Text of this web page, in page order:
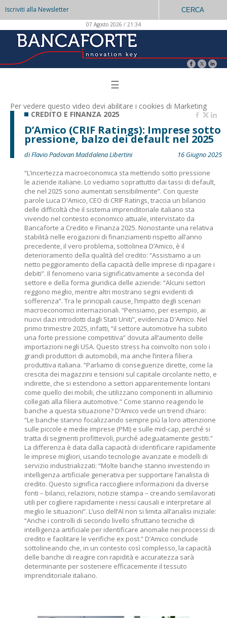
Iscriviti alla Newsletter CERCA
07 Agosto 2026 / 21:34
☰
Per vedere questo video devi abilitare i cookies di Marketing
CREDITO E FINANZA 2025
D’Amico (CRIF Ratings): Imprese sotto
pressione, balzo dei default nel 2025
di Flavio Padovan Maddalena Libertini
16 Giugno 2025
“L’incertezza macroeconomica sta mettendo sotto pressione
le aziende italiane. Lo vediamo soprattutto dai tassi di default,
che nel 2025 sono aumentati sensibilmente”. Con queste
parole Luca D'Amico, CEO di CRIF Ratings, traccia un bilancio
delle difficoltà che il sistema imprenditoriale italiano sta
vivendo nel contesto economico attuale, intervistato da
Bancaforte a Credito e Finanza 2025. Nonostante una relativa
stabilità nelle erogazioni di finanziamenti rispetto all’anno
precedente, il vero problema, sottolinea D’Amico, è il
deterioramento della qualità del credito: “Assistiamo a un
netto peggioramento della capacità delle imprese di ripagare i
debiti”. Il fenomeno varia significativamente a seconda del
settore e della forma giuridica delle aziende: “Alcuni settori
reggono meglio, mentre altri mostrano segni evidenti di
sofferenza”. Tra le principali cause, l’impatto degli scenari
macroeconomici internazionali. “Pensiamo, per esempio, ai
nuovi dazi introdotti dagli Stati Uniti”, evidenzia D'Amico. Nel
primo trimestre 2025, infatti, “il settore automotive ha subito
una forte pressione competitiva” dovuta all’aumento delle
importazioni negli USA. Questo stress ha coinvolto non solo i
grandi produttori di automobili, ma anche l’intera filiera
produttiva italiana. “Parliamo di conseguenze dirette, come la
crescita dei magazzini e tensioni sul capitale circolante netto, e
indirette, che si estendono a settori apparentemente lontani
come quello dei mobili, che utilizzano componenti in alluminio
collegati alla filiera automotive.” Come stanno reagendo le
banche a questa situazione? D’Amico vede un trend chiaro:
“Le banche stanno focalizzando sempre più la loro attenzione
sulle piccole e medie imprese (PMI) e sulle mid-cap, perché si
tratta di segmenti profittevoli, purché adeguatamente gestiti.”
La differenza è data dalla capacità di identificare rapidamente
le imprese migliori, usando tecnologie avanzate e modelli di
servizio industrializzati: “Molte banche stanno investendo in
intelligenza artificiale generativa per supportare l’analista di
credito. Questo significa raccogliere informazioni da diverse
fonti – bilanci, relazioni, notizie stampa – creando semilavorati
utili per cogliere rapidamente i nessi causali e interpretare al
meglio le situazioni”. L’uso dell’AI non si limita all’analisi iniziale:
“Anche i controlli di secondo livello sfruttano tecniche di
intelligenza artificiale per identificare anomalie nei processi di
credito e facilitare le verifiche ex post.” D’Amico conclude
sottolineando che, in un contesto così complesso, la capacità
delle banche di reagire con rapidità e accuratezza sarà
determinante per sostenere efficacemente il tessuto
imprenditoriale italiano.